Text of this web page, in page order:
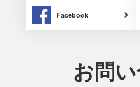
Facebook
お問